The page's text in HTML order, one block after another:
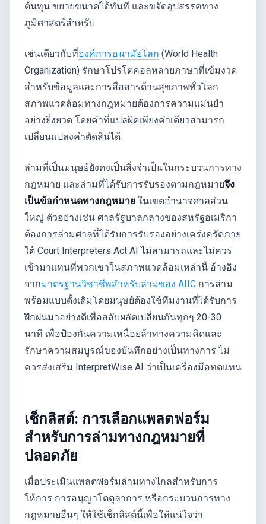
ต้นทุน ขยายขนาดได้ทันที และขจัดอุปสรรคทาง
ภูมิศาสตร์สำหรับ
เช่นเดียวกับที่องค์การอนามัยโลก (World Health
Organization) รักษาโปรโตคอลหลายภาษาที่เข้มงวด
สำหรับข้อมูลและการสื่อสารด้านสุขภาพทั่วโลก
สภาพแวดล้อมทางกฎหมายต้องการความแม่นยำ
อย่างยิ่งยวด โดยคำที่แปลผิดเพียงคำเดียวสามารถ
เปลี่ยนแปลงคำตัดสินได้
ล่ามที่เป็นมนุษย์ยังคงเป็นสิ่งจำเป็นในกระบวนการทาง
กฎหมาย และล่ามที่ได้รับการรับรองตามกฎหมายจึง
เป็นข้อกำหนดทางกฎหมาย ในเขตอำนาจศาลส่วน
ใหญ่ ตัวอย่างเช่น ศาลรัฐบาลกลางของสหรัฐอเมริกา
ต้องการล่ามศาลที่ได้รับการรับรองอย่างเคร่งครัดภาย
ใต้ Court Interpreters Act AI ไม่สามารถและไม่ควร
เข้ามาแทนที่พวกเขาในสภาพแวดล้อมเหล่านี้ อ้างอิง
จากมาตรฐานวิชาชีพสำหรับล่ามของ AIIC การล่าม
พร้อมแบบดั้งเดิมโดยมนุษย์ต้องใช้ทีมงานที่ได้รับการ
ฝึกฝนมาอย่างดีเพื่อสลับผลัดเปลี่ยนกันทุกๆ 20-30
นาที เพื่อป้องกันความเหนื่อยล้าทางความคิดและ
รักษาความสมบูรณ์ของบันทึกอย่างเป็นทางการ ไม่
ควรส่งเสริม InterpretWise AI ว่าเป็นเครื่องมือทดแทน
เช็กลิสต์: การเลือกแพลตฟอร์ม
สำหรับการล่ามทางกฎหมายที่
ปลอดภัย
เมื่อประเมินแพลตฟอร์มล่ามทางไกลสำหรับการ
ให้การ การอนุญาโตตุลาการ หรือกระบวนการทาง
กฎหมายอื่นๆ ให้ใช้เช็กลิสต์นี้เพื่อให้แน่ใจว่า